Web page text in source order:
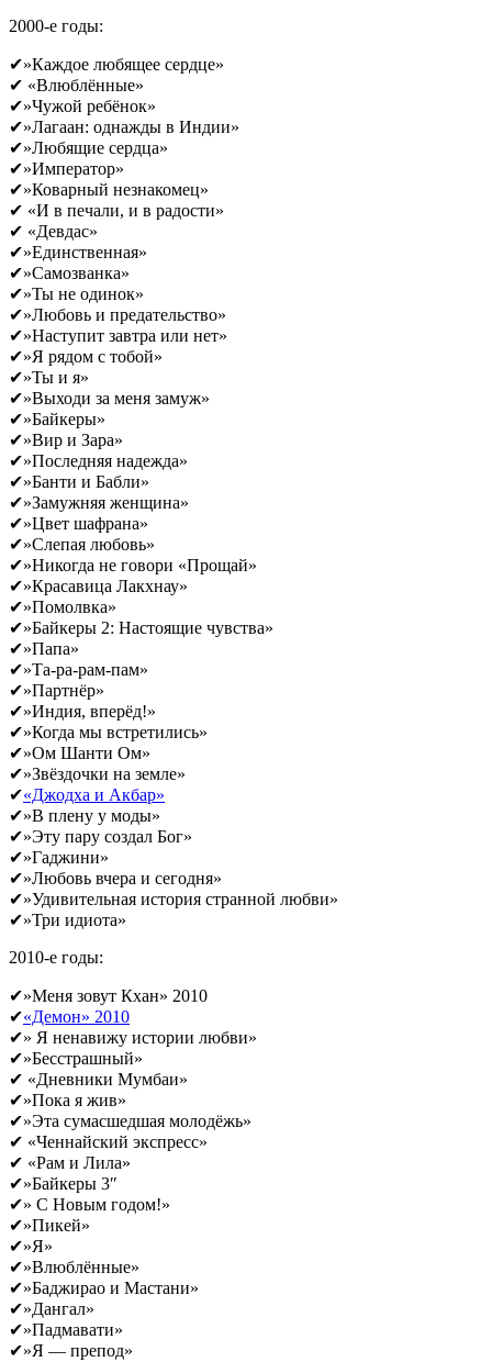
2000-е годы:
✔»Каждое любящее сердце»
✔ «Влюблённые»
✔»Чужой ребёнок»
✔»Лагаан: однажды в Индии»
✔»Любящие сердца»
✔»Император»
✔»Коварный незнакомец»
✔ «И в печали, и в радости»
✔ «Девдас»
✔»Единственная»
✔»Самозванка»
✔»Ты не одинок»
✔»Любовь и предательство»
✔»Наступит завтра или нет»
✔»Я рядом с тобой»
✔»Ты и я»
✔»Выходи за меня замуж»
✔»Байкеры»
✔»Вир и Зара»
✔»Последняя надежда»
✔»Банти и Бабли»
✔»Замужняя женщина»
✔»Цвет шафрана»
✔»Слепая любовь»
✔»Никогда не говори «Прощай»
✔»Красавица Лакхнау»
✔»Помолвка»
✔»Байкеры 2: Настоящие чувства»
✔»Папа»
✔»Та-ра-рам-пам»
✔»Партнёр»
✔»Индия, вперёд!»
✔»Когда мы встретились»
✔»Ом Шанти Ом»
✔»Звёздочки на земле»
✔«Джодха и Акбар»
✔»В плену у моды»
✔»Эту пару создал Бог»
✔»Гаджини»
✔»Любовь вчера и сегодня»
✔»Удивительная история странной любви»
✔»Три идиота»
2010-е годы:
✔»Меня зовут Кхан» 2010
✔«Демон» 2010
✔» Я ненавижу истории любви»
✔»Бесстрашный»
✔ «Дневники Мумбаи»
✔»Пока я жив»
✔»Эта сумасшедшая молодёжь»
✔ «Ченнайский экспресс»
✔ «Рам и Лила»
✔»Байкеры 3″
✔» С Новым годом!»
✔»Пикей»
✔»Я»
✔»Влюблённые»
✔»Баджирао и Мастани»
✔»Дангал»
✔»Падмавати»
✔»Я — препод»